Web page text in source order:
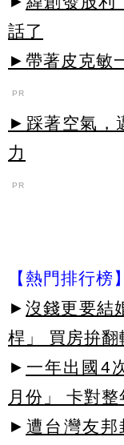
話了
►帶著皮克敏
PR
►踩著空氣，
力
PR
【熱門排行榜】
► 沒錢更要結
桿」 買房拚翻
► 一年出國4
月份」 卡對
► 遭台灣友邦